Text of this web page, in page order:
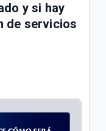
y móviles Tigo
el Internet Tigo
y si hay
de servicios